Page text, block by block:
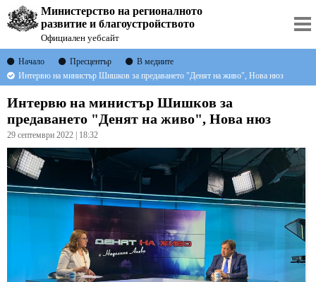
Министерство на регионалното
развитие и благоустройството
Официален уебсайт
Начало Пресцентър
В медиите
Интервю на министър Шишков за предаването "Денят на живо", Нова нюз
Интервю на министър Шишков за
предаването "Денят на живо", Нова нюз
29 септември 2022 | 18:32